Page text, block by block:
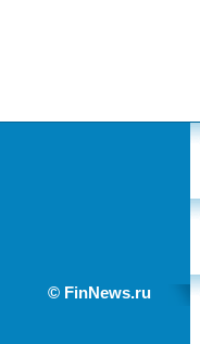
© FinNews.ru